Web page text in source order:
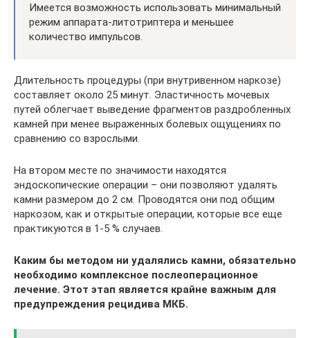
Имеется возможность использовать минимальный
режим аппарата-литотриптера и меньшее
количество импульсов.
Длительность процедуры (при внутривенном наркозе)
составляет около 25 минут. Эластичность мочевых
путей облегчает выведение фрагментов раздробленных
камней при менее выраженных болевых ощущениях по
сравнению со взрослыми.
На втором месте по значимости находятся
эндоскопические операции – они позволяют удалять
камни размером до 2 см. Проводятся они под общим
наркозом, как и открытые операции, которые все еще
практикуются в 1-5 % случаев.
Каким бы методом ни удалялись камни, обязательно
необходимо комплексное послеоперационное
лечение. Этот этап является крайне важным для
предупреждения рецидива МКБ.